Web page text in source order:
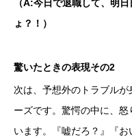
（A:今日で退職して、明
ょ？！）
驚いたときの表現その2
次は、予想外のトラブル
ーズです。驚愕の中に、
います。『嘘だろ？』『